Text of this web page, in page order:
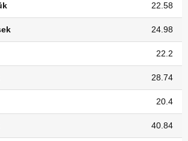
22.58
24.98
22.2
28.74
20.4
40.84